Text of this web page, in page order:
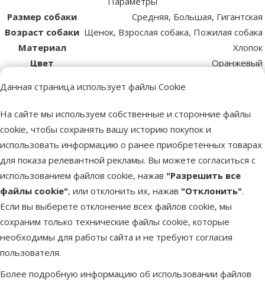
Данная страница использует файлы Cookie
На сайте мы используем собственные и сторонние файлы
cookie, чтобы сохранять вашу историю покупок и
использовать информацию о ранее приобретенных товарах
для показа релевантной рекламы. Вы можете согласиться с
использованием файлов cookie, нажав "Разрешить все
файлы cookie", или отклонить их, нажав "Отклонить".
Если вы выберете отклонение всех файлов cookie, мы
сохраним только технические файлы cookie, которые
необходимы для работы сайта и не требуют согласия
пользователя.
Более подробную информацию об использовании файлов
Размер собаки
Средняя, Большая, Гигантская
Возраст собаки Щенок, Взрослая собака, Пожилая собака
Материал
Хлопок
Цвет
Оранжевый
Бренд
Номер в каталоге
73441
EAN
Лучшее для твоего питомца
Dino Zoo рекомендует
марка